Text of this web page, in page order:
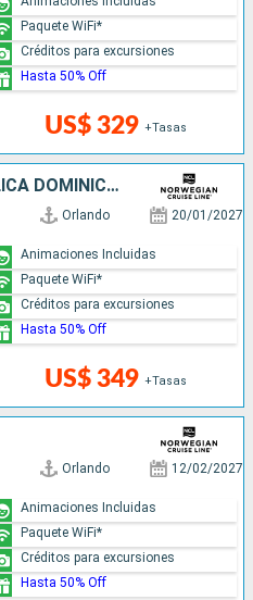
US$ 329 +Tasas
Paquete WiFi*
Créditos para excursiones
Hasta 50% Off
ESTADOS UNIDOS, REPÚBLICA DOMINICANA, BAHAMAS
Orlando 20/01/2027
US$ 349 +Tasas
Animaciones Incluidas
Paquete WiFi*
Créditos para excursiones
Hasta 50% Off
Orlando 12/02/2027
Animaciones Incluidas
Paquete WiFi*
Créditos para excursiones
Hasta 50% Off